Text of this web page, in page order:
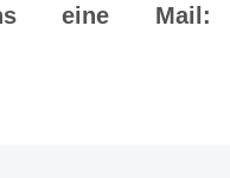
eine Mail: